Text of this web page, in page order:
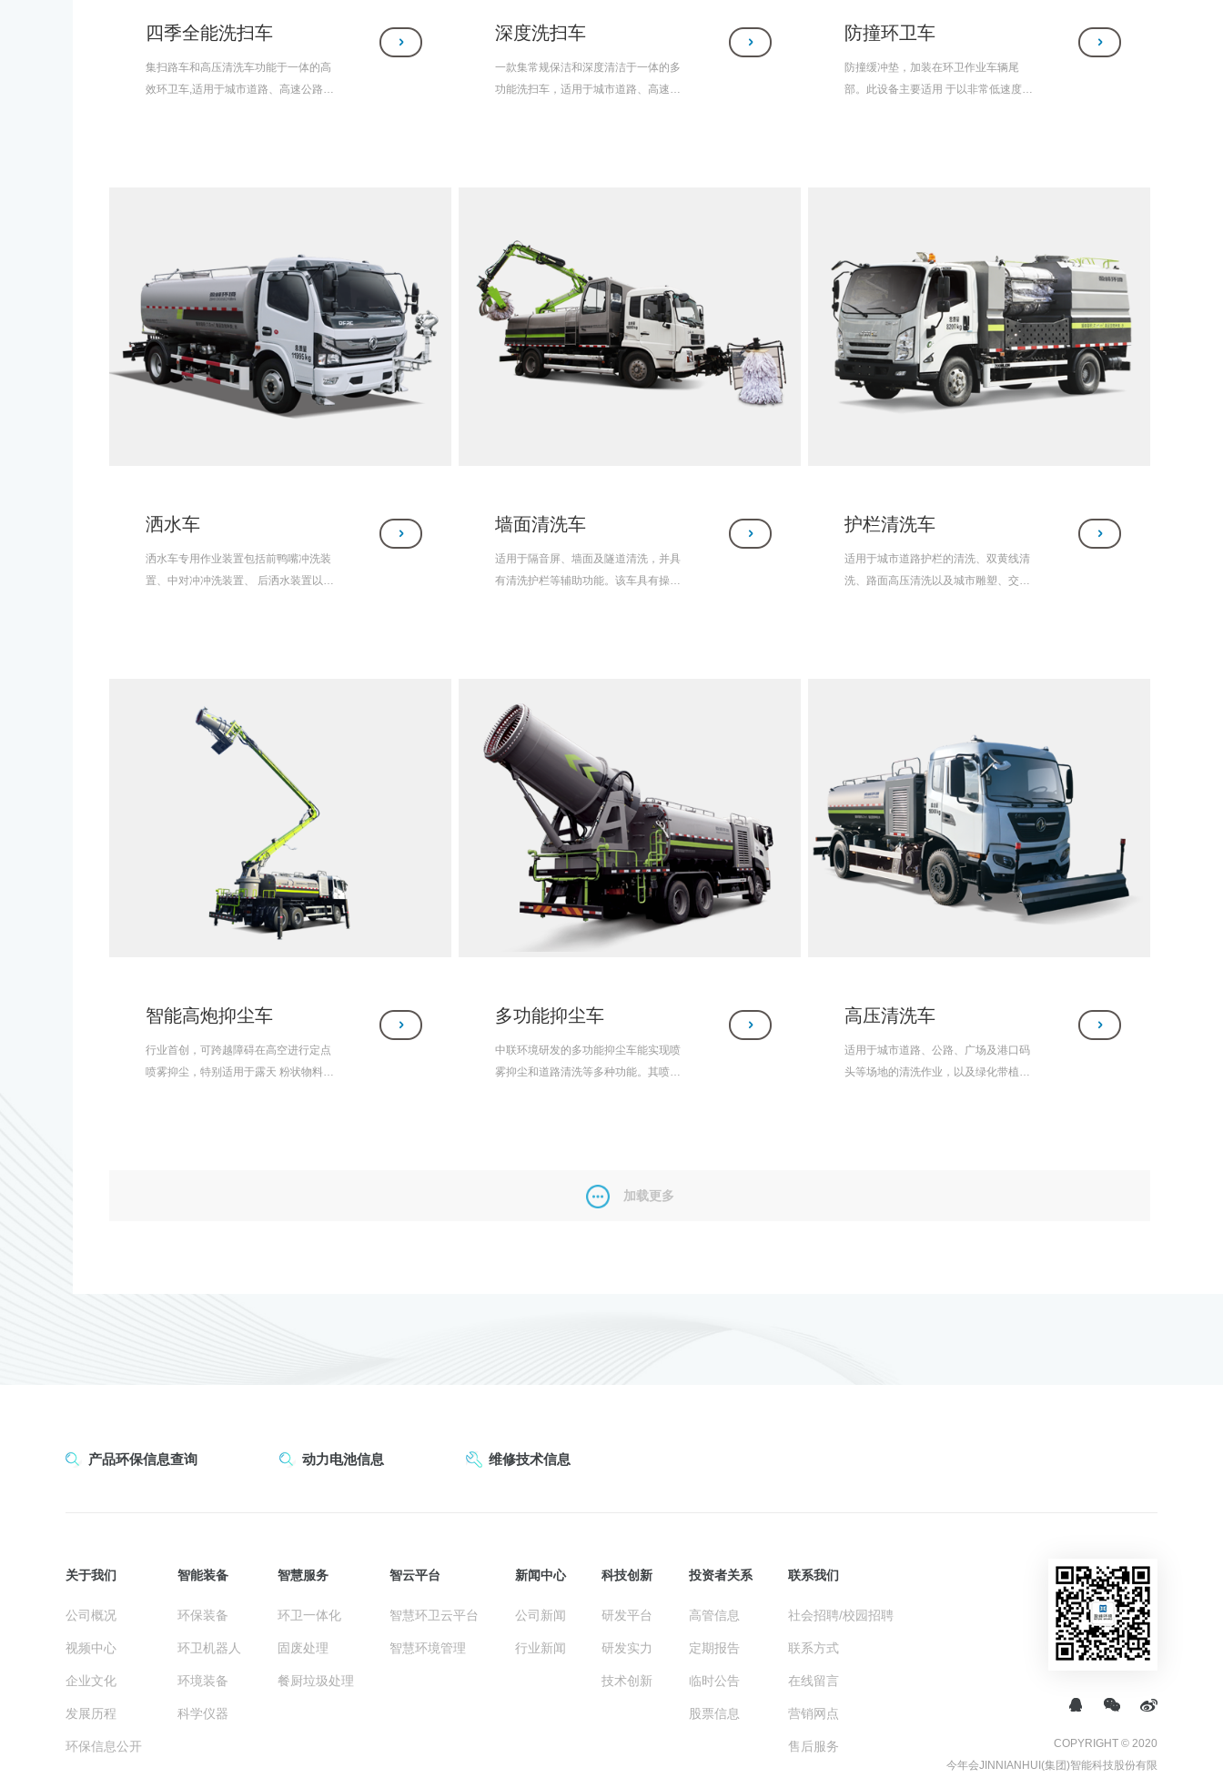
四季全能洗扫车
集扫路车和高压清洗车功能于一体的高
效环卫车,适用于城市道路、高速公路、
深度洗扫车
一款集常规保洁和深度清洁于一体的多
功能洗扫车，适用于城市道路、高速公
防撞环卫车
防撞缓冲垫，加装在环卫作业车辆尾
部。此设备主要适用 于以非常低速度行
洒水车
洒水车专用作业装置包括前鸭嘴冲洗装
置、中对冲冲洗装置、 后洒水装置以及
墙面清洗车
适用于隔音屏、墙面及隧道清洗，并具
有清洗护栏等辅助功能。该车具有操作
护栏清洗车
适用于城市道路护栏的清洗、双黄线清
洗、路面高压清洗以及城市雕塑、交通
智能高炮抑尘车
行业首创，可跨越障碍在高空进行定点
喷雾抑尘，特别适用于露天 粉状物料堆
多功能抑尘车
中联环境研发的多功能抑尘车能实现喷
雾抑尘和道路清洗等多种功能。其喷雾
统中设置了前鸭嘴冲洗、中置圆锥喷嘴
高压清洗车
适用于城市道路、公路、广场及港口码
头等场地的清洗作业，以及绿化带植物
加载更多
产品环保信息查询 动力电池信息 维修技术信息
关于我们
公司概况
视频中心
企业文化
发展历程
环保信息公开
智能装备
环保装备
环卫机器人
环境装备
科学仪器
智慧服务
环卫一体化
固废处理
餐厨垃圾处理
智云平台
智慧环卫云平台
智慧环境管理
新闻中心
公司新闻
行业新闻
科技创新
研发平台
研发实力
技术创新
投资者关系
高管信息
定期报告
临时公告
股票信息
联系我们
社会招聘/校园招聘
联系方式
在线留言
营销网点
售后服务
COPYRIGHT © 2020
今年会JINNIANHUI(集团)智能科技股份有限